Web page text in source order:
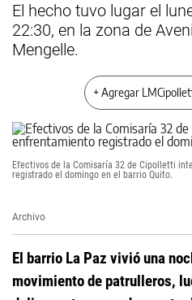
El hecho tuvo lugar el
22:30, en la zona de
Mengelle.
+ Agregar
Efectivos de la Comisaría 32 de Cipolletti
registrado el domingo en el barrio Quito.
Archivo
El barrio La Paz vivió una
movimiento de patrulleros,